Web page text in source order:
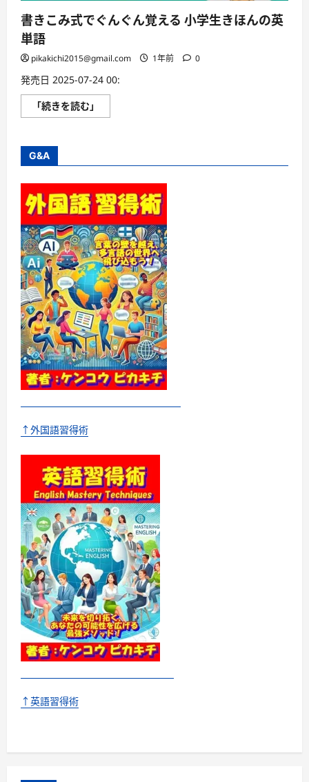
書きこみ式でぐんぐん覚える 小学生きほんの英
単語
pikakichi2015@gmail.com 1年前 0
発売日 2025-07-24 00:
「続きを読む」
き
ぐ
ぐ
ん
覚
え
る
小
学
生
き
ほ
ん
の
英
単
語
に
つ
い
て
さ
ら
に
読
む
G&A
↑外国語習得術
↑英語習得術